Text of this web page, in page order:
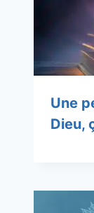
Une
Dieu,